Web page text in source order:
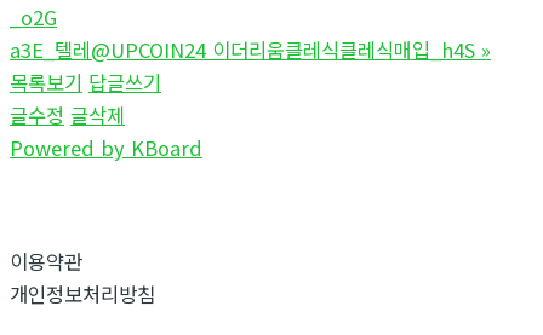
_o2G
a3E_텔레@UPCOIN24 이더리움클레식클레식매입_h4S »
목록보기 답글쓰기
글수정 글삭제
Powered by KBoard
이용약관
개인정보처리방침